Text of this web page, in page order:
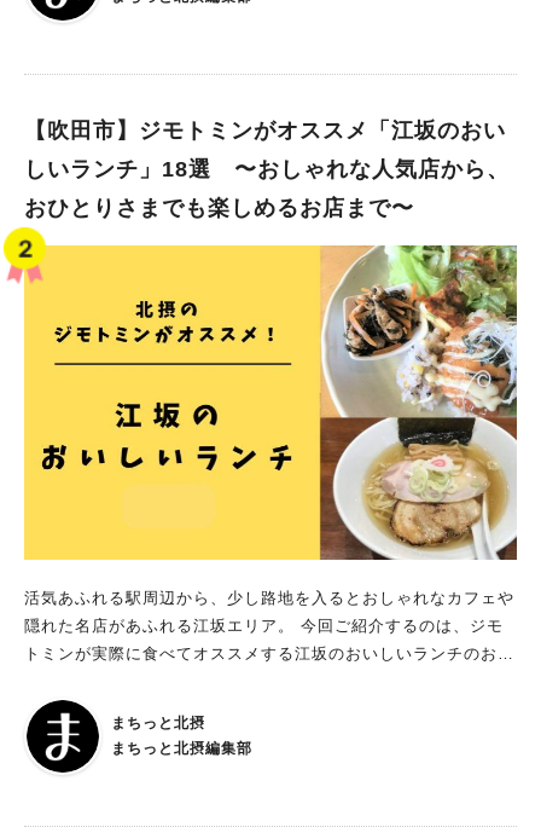
など、ジモトミン独自の視点でオススメポイントを紹介します。
【吹田市】ジモトミンがオススメ「江坂のおい
しいランチ」18選 〜おしゃれな人気店から、
おひとりさまでも楽しめるお店まで〜
活気あふれる駅周辺から、少し路地を入るとおしゃれなカフェや
隠れた名店があふれる江坂エリア。 今回ご紹介するのは、ジモ
トミンが実際に食べてオススメする江坂のおいしいランチのお店
でも楽しめる人気のラーメン店、古くからある名店など、ジモト
ミン独自の視点でオススメポイントを紹介します。 ※メニュ
ー・料金、営業時間等の内容は取材時のものです。
まちっと北摂
まちっと北摂編集部